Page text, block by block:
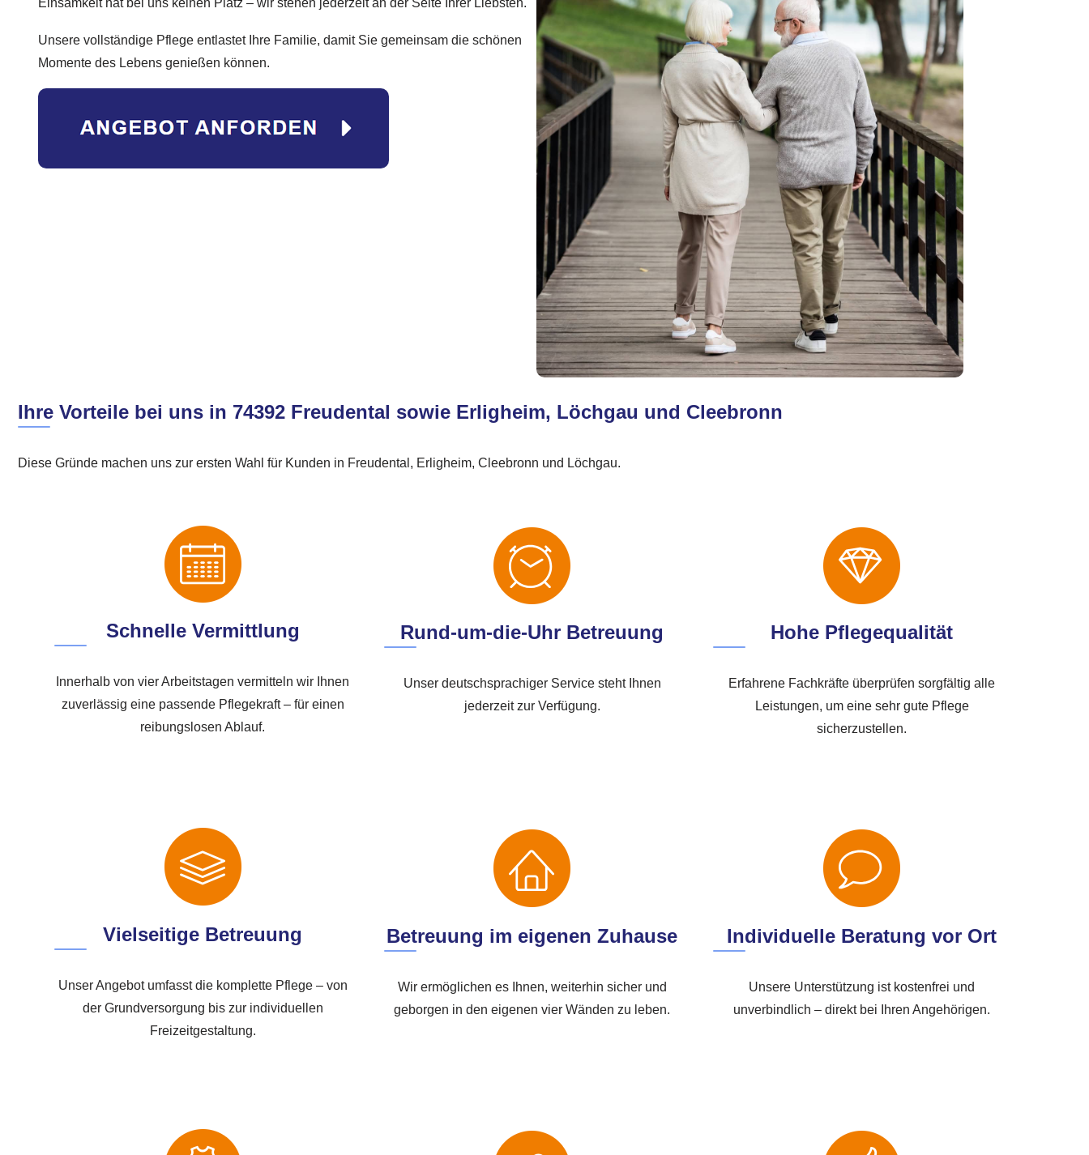
Einsamkeit hat bei uns keinen Platz – wir stehen jederzeit an der Seite Ihrer Liebsten.
Unsere vollständige Pflege entlastet Ihre Familie, damit Sie gemeinsam die schönen
Momente des Lebens genießen können.
Ihre Vorteile bei uns in 74392 Freudental sowie Erligheim, Löchgau und Cleebronn
Diese Gründe machen uns zur ersten Wahl für Kunden in Freudental, Erligheim, Cleebronn und Löchgau.
Schnelle Vermittlung
Innerhalb von vier Arbeitstagen vermitteln wir Ihnen
zuverlässig eine passende Pflegekraft – für einen
reibungslosen Ablauf.
Rund-um-die-Uhr Betreuung
Unser deutschsprachiger Service steht Ihnen
jederzeit zur Verfügung.
Hohe Pflegequalität
Erfahrene Fachkräfte überprüfen sorgfältig alle
Leistungen, um eine sehr gute Pflege
sicherzustellen.
Vielseitige Betreuung
Unser Angebot umfasst die komplette Pflege – von
der Grundversorgung bis zur individuellen
Freizeitgestaltung.
Betreuung im eigenen Zuhause
Wir ermöglichen es Ihnen, weiterhin sicher und
geborgen in den eigenen vier Wänden zu leben.
Individuelle Beratung vor Ort
Unsere Unterstützung ist kostenfrei und
unverbindlich – direkt bei Ihren Angehörigen.